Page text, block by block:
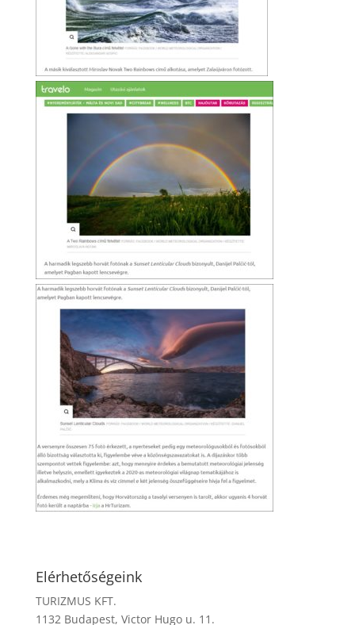
Elérhetőségeink
TURIZMUS KFT.
1132 Budapest, Victor Hugo u. 11.